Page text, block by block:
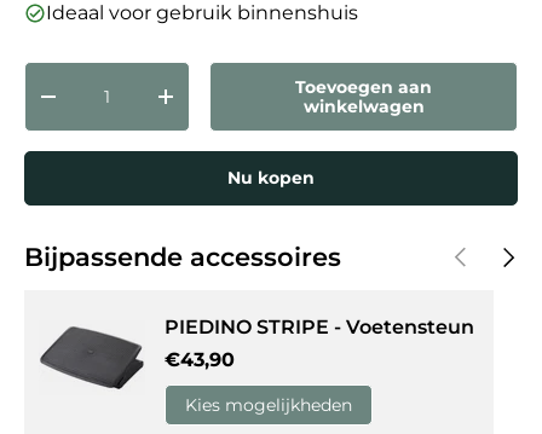
Ideaal voor gebruik binnenshuis
Aantal
Verlaag de hoeveelheidVerhoog de hoeveelheid
Toevoegen aan
winkelwagen
Nu kopen
Bijpassende accessoires Vorige
PIEDINO STRIPE - Voetensteun
Reguliere prijs
€43,90
Kies mogelijkheden